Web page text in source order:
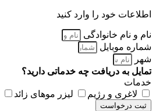
اطلاعات خود را وارد کنید
نام و نام خانوادگی
شماره موبایل
شهر
تمایل به دریافت چه خدماتی دارید؟
خدمات
لاغری و رژیم
لیزر موهای زائد
ثبت درخواست